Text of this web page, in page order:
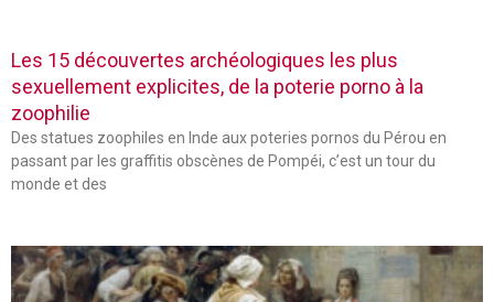
Les 15 découvertes archéologiques les plus
sexuellement explicites, de la poterie porno à la
zoophilie
Des statues zoophiles en Inde aux poteries pornos du Pérou en
passant par les graffitis obscènes de Pompéi, c’est un tour du
monde et des